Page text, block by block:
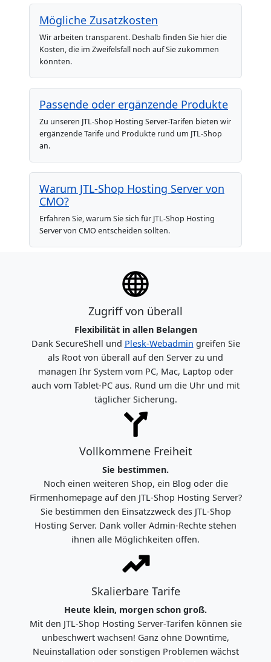
Mögliche Zusatzkosten
Wir arbeiten transparent. Deshalb finden Sie hier die
Kosten, die im Zweifelsfall noch auf Sie zukommen
könnten.
Passende oder ergänzende Produkte
Zu unseren JTL-Shop Hosting Server-Tarifen bieten wir
ergänzende Tarife und Produkte rund um JTL-Shop
an.
Warum JTL-Shop Hosting Server von
CMO?
Erfahren Sie, warum Sie sich für JTL-Shop Hosting
Server von CMO entscheiden sollten.
Zugriff von überall
Flexibilität in allen Belangen
Dank SecureShell und Plesk-Webadmin greifen Sie
als Root von überall auf den Server zu und
managen Ihr System vom PC, Mac, Laptop oder
auch vom Tablet-PC aus. Rund um die Uhr und mit
täglicher Sicherung.
Vollkommene Freiheit
Sie bestimmen.
Noch einen weiteren Shop, ein Blog oder die
Firmenhomepage auf den JTL-Shop Hosting Server?
Sie bestimmen den Einsatzzweck des JTL-Shop
Hosting Server. Dank voller Admin-Rechte stehen
ihnen alle Möglichkeiten offen.
Skalierbare Tarife
Heute klein, morgen schon groß.
Mit den JTL-Shop Hosting Server-Tarifen können sie
unbeschwert wachsen! Ganz ohne Downtime,
Neuinstallation oder sonstigen Problemen wächst